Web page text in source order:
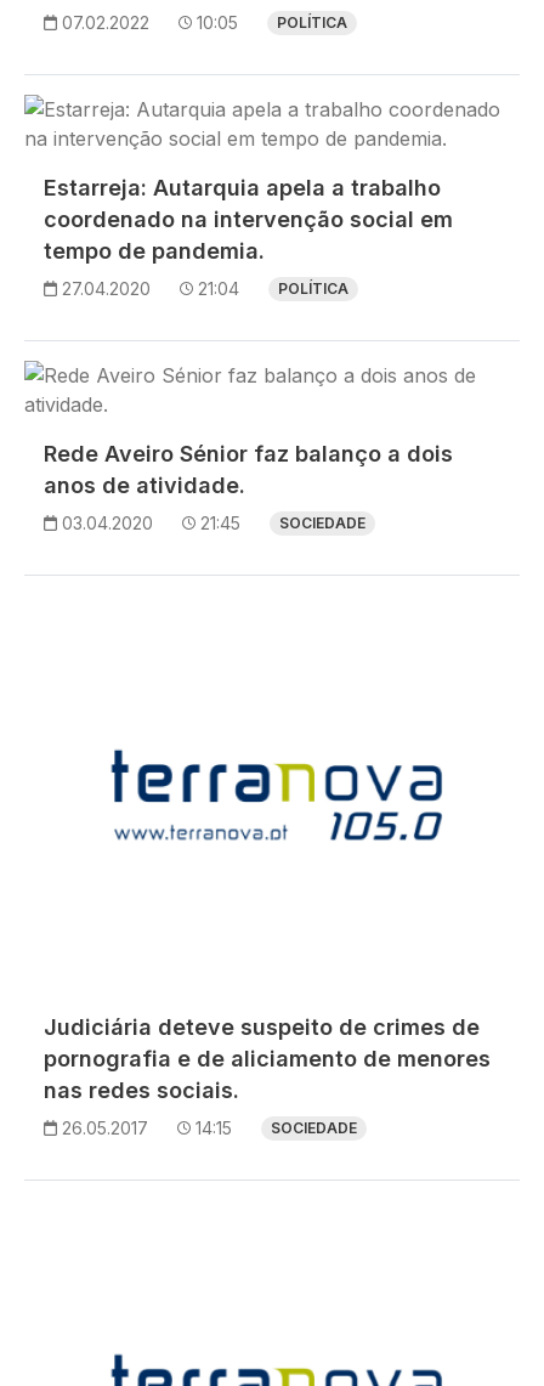
07.02.2022 10:05 POLÍTICA
Imagem
Estarreja: Autarquia apela a trabalho
coordenado na intervenção social em
tempo de pandemia.
27.04.2020 21:04 POLÍTICA
Imagem
Rede Aveiro Sénior faz balanço a dois
anos de atividade.
03.04.2020 21:45 SOCIEDADE
Judiciária deteve suspeito de crimes de
pornografia e de aliciamento de menores
nas redes sociais.
26.05.2017 14:15 SOCIEDADE